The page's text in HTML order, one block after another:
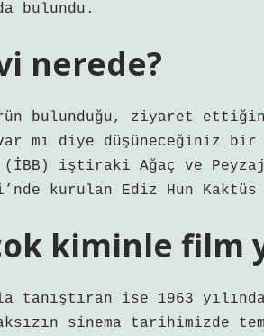
bulundu.
nerede?
ziyaret
mı diye düşüneceğiniz
iştiraki Ağaç ve Peyzaj
kurulan Ediz Hun
kiminle film
tanıştıran ise 1963
sinema tarihimizde